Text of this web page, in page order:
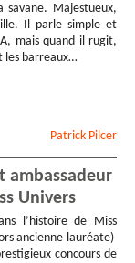
savane. Majestueux,
Il parle simple et
mais quand il rugit,
les barreaux…
Patrick Pilcer
ambassadeur
Univers
l’histoire de Miss
ancienne lauréate)
concours de